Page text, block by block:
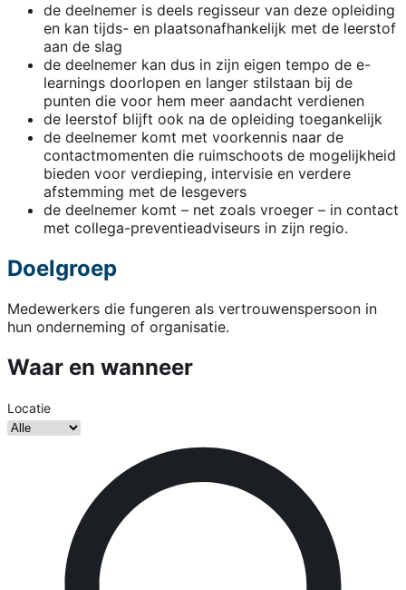
de deelnemer is deels regisseur van deze opleiding
en kan tijds- en plaatsonafhankelijk met de leerstof
aan de slag
de deelnemer kan dus in zijn eigen tempo de e-
learnings doorlopen en langer stilstaan bij de
punten die voor hem meer aandacht verdienen
de leerstof blijft ook na de opleiding toegankelijk
de deelnemer komt met voorkennis naar de
contactmomenten die ruimschoots de mogelijkheid
bieden voor verdieping, intervisie en verdere
afstemming met de lesgevers
de deelnemer komt – net zoals vroeger – in contact
met collega-preventieadviseurs in zijn regio.
Doelgroep
Medewerkers die fungeren als vertrouwenspersoon in
hun onderneming of organisatie.
Waar en wanneer
Locatie